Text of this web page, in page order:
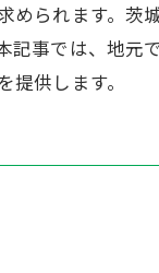
られます。
事では、地
供します。